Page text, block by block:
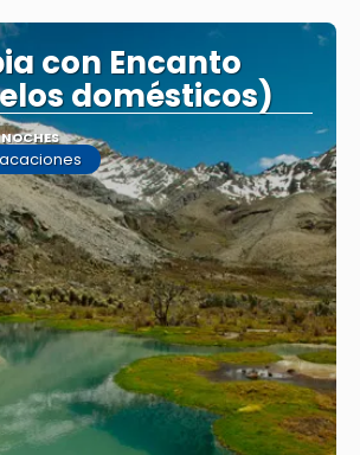
con Encanto
domésticos)